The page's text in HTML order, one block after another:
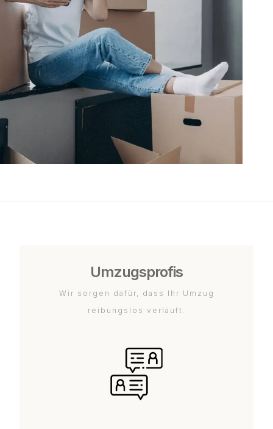
Umzugsprofis
Wir sorgen dafür, dass Ihr Umzug
reibungslos verläuft.